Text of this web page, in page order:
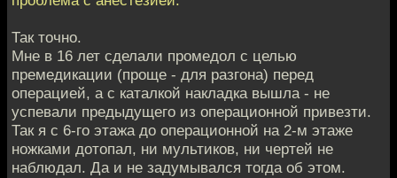
Так точно.
Мне в 16 лет сделали промедол с целью
премедикации (проще - для разгона) перед
операцией, а с каталкой накладка вышла - не
успевали предыдущего из операционной привезти.
Так я с 6-го этажа до операционной на 2-м этаже
ножками дотопал, ни мультиков, ни чертей не
наблюдал. Да и не задумывался тогда об этом.